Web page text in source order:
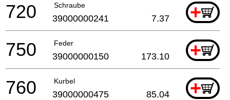
Schraube +
720 39000000241 7.37
Feder +
750 39000000150 173.10
Kurbel +
760 39000000475 85.04